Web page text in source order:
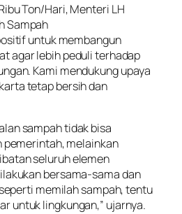
Ton/Hari, Menteri LH
Sampah
untuk membangun
agar lebih peduli terhadap
Kami mendukung upaya
tetap bersih dan
sampah tidak bisa
melainkan
seluruh elemen
bersama-sama dan
memilah sampah, tentu
untuk lingkungan,” ujarnya.